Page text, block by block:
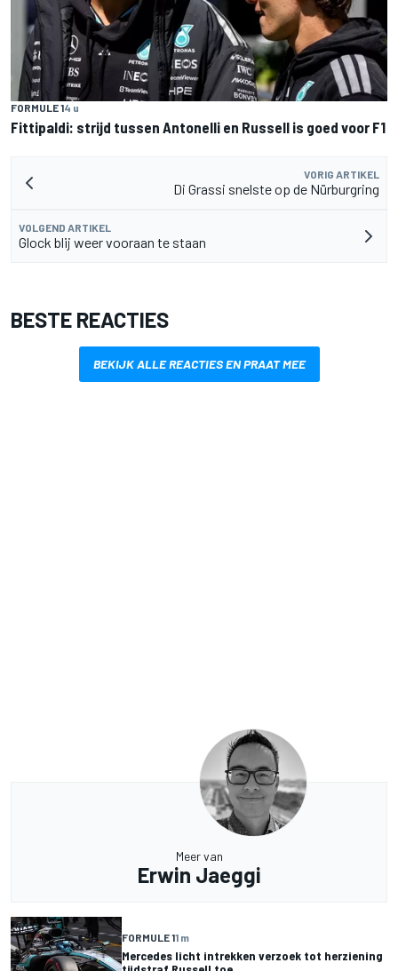
FORMULE 14 u
Fittipaldi: strijd tussen Antonelli en Russell is goed voor F1
VORIG ARTIKEL
Di Grassi snelste op de Nürburgring
VOLGEND ARTIKEL
Glock blij weer vooraan te staan
BESTE REACTIES
BEKIJK ALLE REACTIES EN PRAAT MEE
Meer van
Erwin Jaeggi
FORMULE 11 m
Mercedes licht intrekken verzoek tot herziening